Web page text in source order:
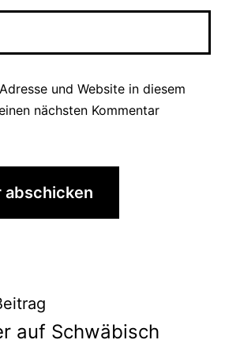
und Website in diesem
nächsten Kommentar
auf Schwäbisch